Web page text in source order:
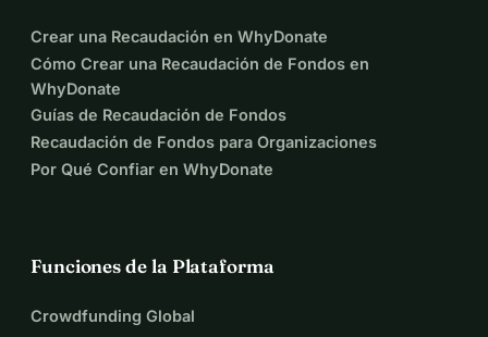
Crear una Recaudación en WhyDonate
Cómo Crear una Recaudación de Fondos en
WhyDonate
Guías de Recaudación de Fondos
Recaudación de Fondos para Organizaciones
Por Qué Confiar en WhyDonate
Funciones de la Plataforma
Crowdfunding Global